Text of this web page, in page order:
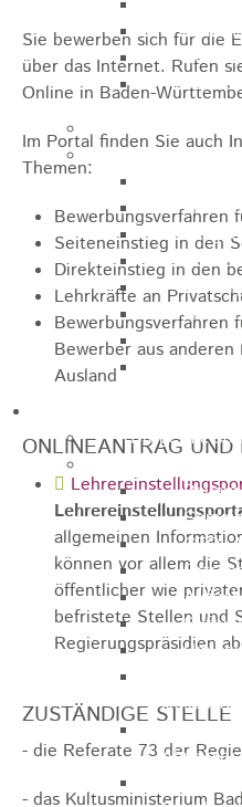
Qualifizierter
Steuern &
GEO -
Rosenstein
Sie bewerben sich für die
über das Internet. Rufen
Online in Baden-
Im Portal finden Sie auch
Themen:
Bewerbungsverfahren
Seiteneinstieg in den
Direkteinstieg in den
Lehrkräfte an
Bewerbungsverfahren
Bewerber aus
Ausland
ONLINEANTRAG UND
allgemeinen
können vor allem die
öffentlicher wie
befristete Stellen und
Regierungspräsidien
ZUSTÄNDIGE STELLE
- die Referate 73 der
- das Kultusministerium